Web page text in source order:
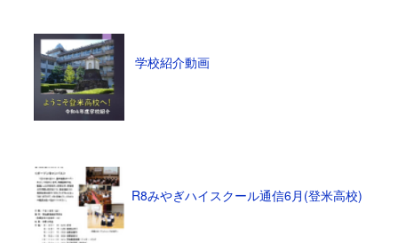
学校紹介動画
R8みやぎハイスクール通信6月(登米高校)